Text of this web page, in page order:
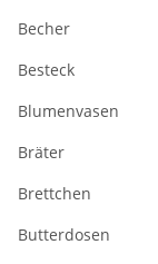
Becher
Besteck
Blumenvasen
Bräter
Brettchen
Butterdosen